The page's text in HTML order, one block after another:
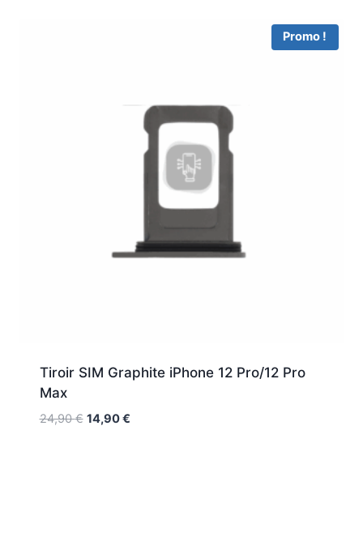
Promo !
Tiroir SIM Graphite iPhone 12 Pro/12 Pro
Max
24,90€ 14,90€